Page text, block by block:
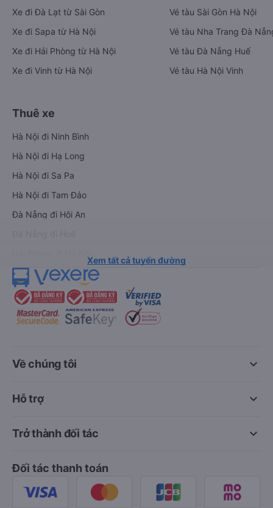
Xe đi Đà Lạt từ Sài Gòn
Xe đi Sapa từ Hà Nội
Xe đi Hải Phòng từ Hà Nội
Xe đi Vinh từ Hà Nội
Vé tàu Sài Gòn Hà Nội
Vé tàu Nha Trang Đà
Vé tàu Đà Nẵng Huế
Vé tàu Hà Nội Vinh
Thuê xe
Hà Nội đi Ninh Bình
Hà Nội đi Hạ Long
Hà Nội đi Sa Pa
Hà Nội đi Tam Đảo
Đà Nẵng đi Hội An
Xem tất cả tuyến đường
keyboard_arrow_down
Về chúng tôi
keyboard_arrow_down
Hỗ trợ
keyboard_arrow_down
Trở thành đối tác
Đối tác thanh toán